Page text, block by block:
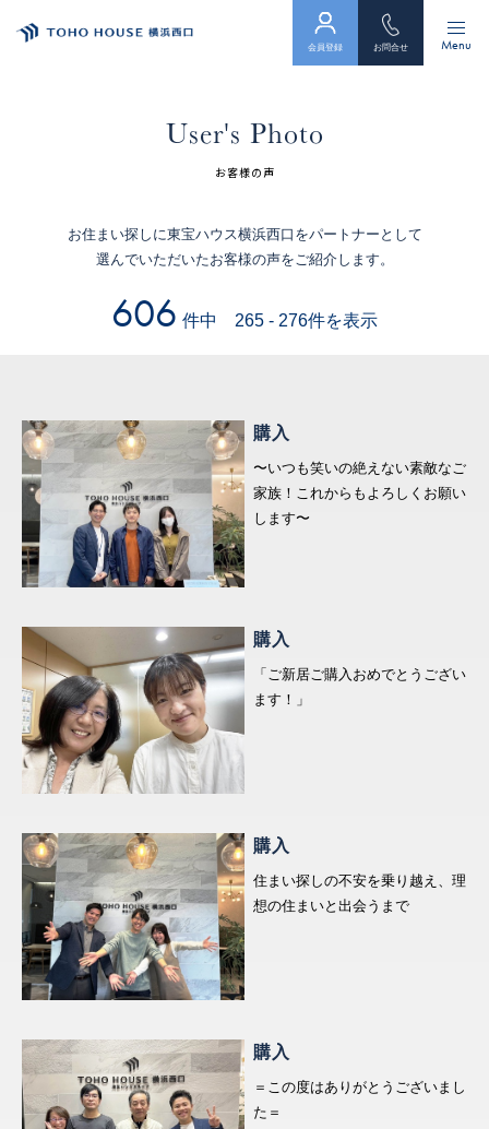
お客様の声
採用情報
ログイン
お気に入り物件一覧
サイトマップ
What’s MIRAKARE
Menu
お問合せ
会員登録
User's Photo
お客様の声
お住まい探しに東宝ハウス横浜西口をパートナーとして
選んでいただいたお客様の声をご紹介します。
606 件中 265 - 276件を表示
購入
〜いつも笑いの絶えない素敵なご
家族！これからもよろしくお願い
します〜
購入
「ご新居ご購入おめでとうござい
ます！」
購入
住まい探しの不安を乗り越え、理
想の住まいと出会うまで
購入
＝この度はありがとうございまし
た＝